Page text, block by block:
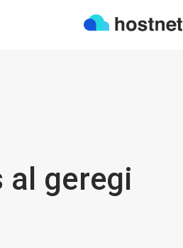
al geregi